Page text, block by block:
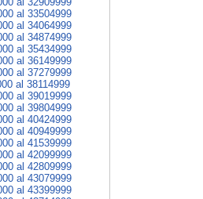
al 33504999
al 34064999
al 34874999
al 35434999
al 36149999
al 37279999
al 38114999
al 39019999
al 39804999
al 40424999
al 40949999
al 41539999
al 42099999
al 42809999
al 43079999
al 43399999